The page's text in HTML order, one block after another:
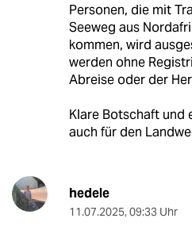
Personen, die mit
Seeweg aus
kommen, wird
werden ohne
Abreise oder der
Klare Botschaft und
auch für den
hedele
11.07.2025, 09:33 Uhr